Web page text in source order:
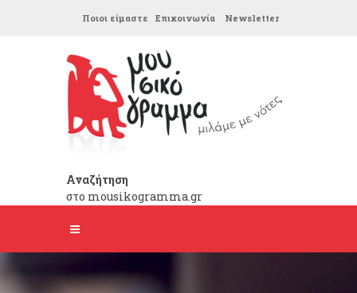
Ποιοι είμαστε Επικοινωνία Newsletter
Αναζήτηση
στο mousikogramma.gr